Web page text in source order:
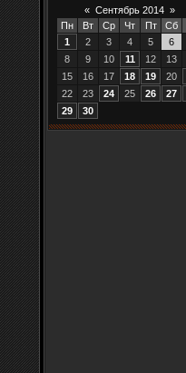
« Сентябрь 2014 »
Пн
Вт Ср Чт Пт Сб
1
2 3 4 5 6
8
9 10 11 12 13
15
16 17 18 19 20
22
23 24 25 26 27
29
30